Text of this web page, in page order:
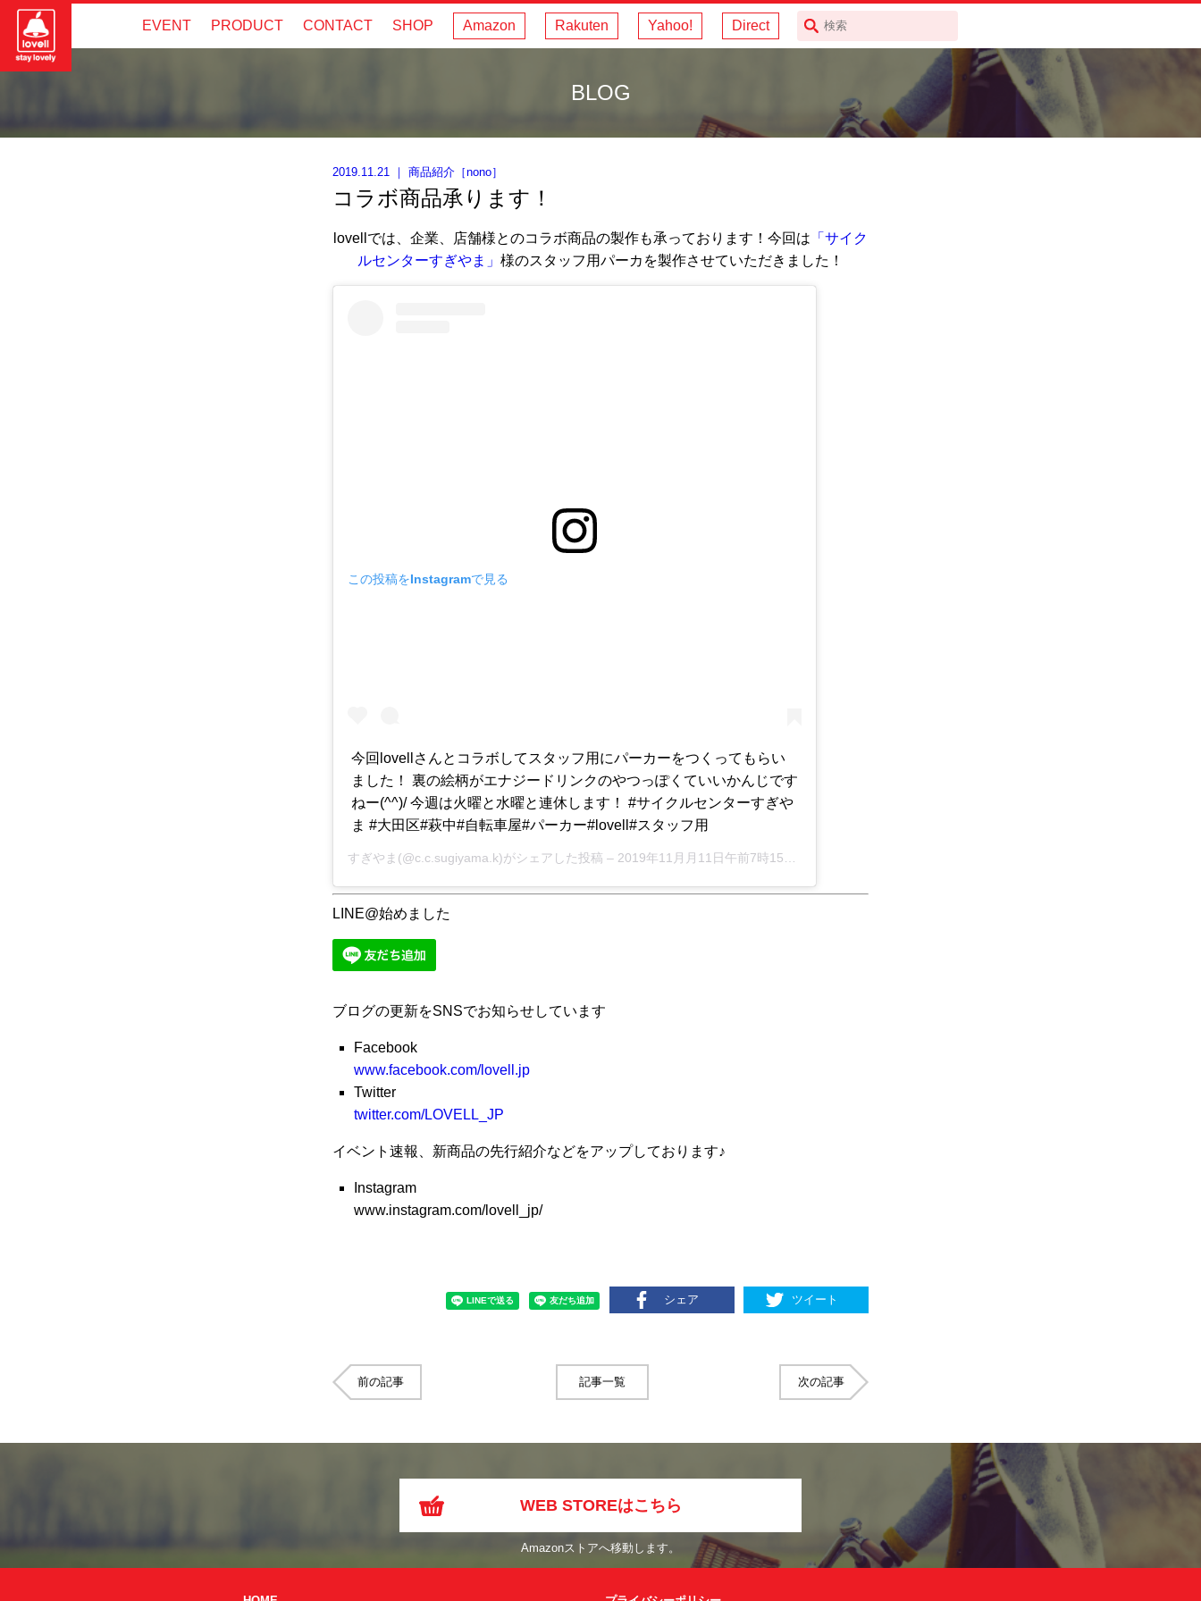
EVENT PRODUCT CONTACT SHOP Amazon Rakuten Yahoo! Direct
BLOG
2019.11.21 ｜ 商品紹介 ［nono］
コラボ商品承ります！
lovellでは、企業、店舗様とのコラボ商品の製作も承っております！今回は 「サイク
ルセンターすぎやま」 様のスタッフ用パーカを製作させていただきました！
この投稿をInstagramで見る
今回lovellさんとコラボしてスタッフ用にパーカーをつくってもらい
ました！ 裏の絵柄がエナジードリンクのやつっぽくていいかんじです
ねー(^^)/ 今週は火曜と水曜と連休します！ #サイクルセンターすぎや
ま #大田区#萩中#自転車屋#パーカー#lovell#スタッフ用
すぎやま(@c.c.sugiyama.k)がシェアした投稿 – 2019年11月月11日午前7時15分PST
LINE@始めました
ブログの更新をSNSでお知らせしています
Facebook
www.facebook.com/lovell.jp
Twitter
twitter.com/LOVELL_JP
イベント速報、新商品の先行紹介などをアップしております♪
Instagram
www.instagram.com/lovell_jp/
シェア ツイート
前の記事 記事一覧 次の記事
WEB STOREはこちら
Amazonストアへ移動します。